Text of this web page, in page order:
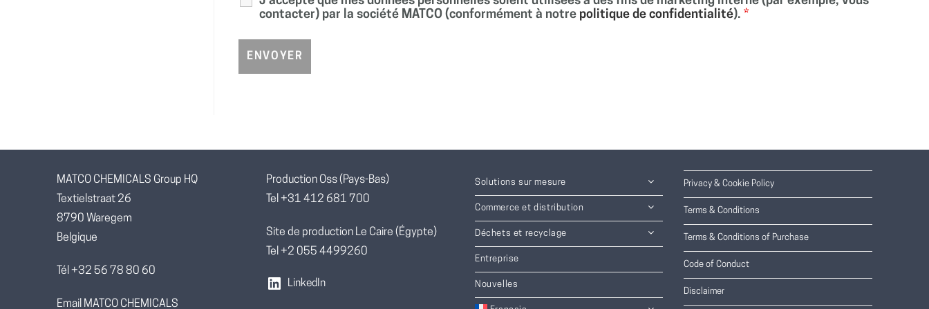
contacter) par la société MATCO (conformément à notre politique de confidentialité).*
MATCO CHEMICALS Group HQ
Textielstraat 26
8790 Waregem
Belgique
Tél +32 56 78 80 60
Email MATCO CHEMICALS
Production Oss (Pays-Bas)
Tel +31 412 681 700
Site de production Le Caire (Égypte)
Tel +2 055 4499260
LinkedIn
Solutions sur mesure
Commerce et distribution
Déchets et recyclage
Entreprise
Nouvelles
Privacy & Cookie Policy
Terms & Conditions
Terms & Conditions of Purchase
Code of Conduct
Disclaimer